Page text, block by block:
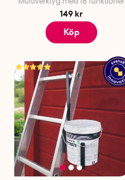
Multiverktyg med 18 funktioner
149 kr
Köp